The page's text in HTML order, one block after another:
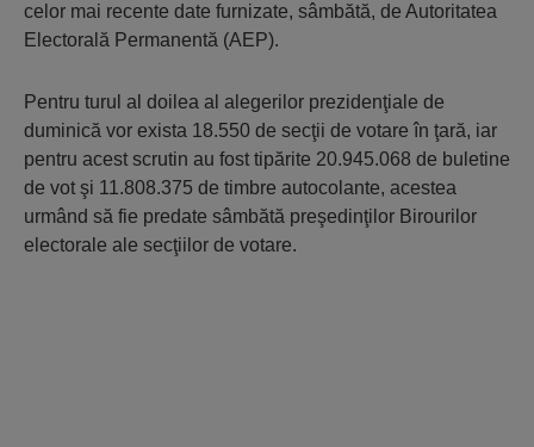
celor mai recente date furnizate, sâmbătă, de Autoritatea
Electorală Permanentă (AEP).
Pentru turul al doilea al alegerilor prezidenţiale de
duminică vor exista 18.550 de secţii de votare în ţară, iar
pentru acest scrutin au fost tipărite 20.945.068 de buletine
de vot şi 11.808.375 de timbre autocolante, acestea
urmând să fie predate sâmbătă preşedinţilor Birourilor
electorale ale secţiilor de votare.